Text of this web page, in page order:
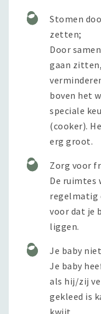
Stomen
zetten;
Door
gaan
boven het
speciale
(cooker).
erg groot.
Zorg voor
De ruimtes
regelmatig
voor dat je
liggen.
Je baby
Je baby
als hij/zij
gekleed is